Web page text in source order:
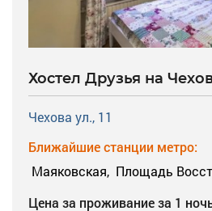
Хостел Друзья на
Чехова ул., 11
Ближайшие станции метро:
Маяковская, Площадь
Цена за проживание за 1